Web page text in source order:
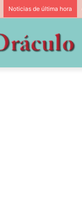
Noticias de última hora